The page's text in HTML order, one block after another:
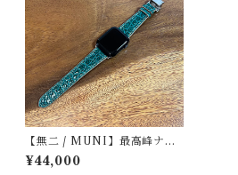
【無二 / MUNI】最高峰ナイ
ルクロコダイル仕立て Apple
Watch専用ストラップ 丸
¥44,000